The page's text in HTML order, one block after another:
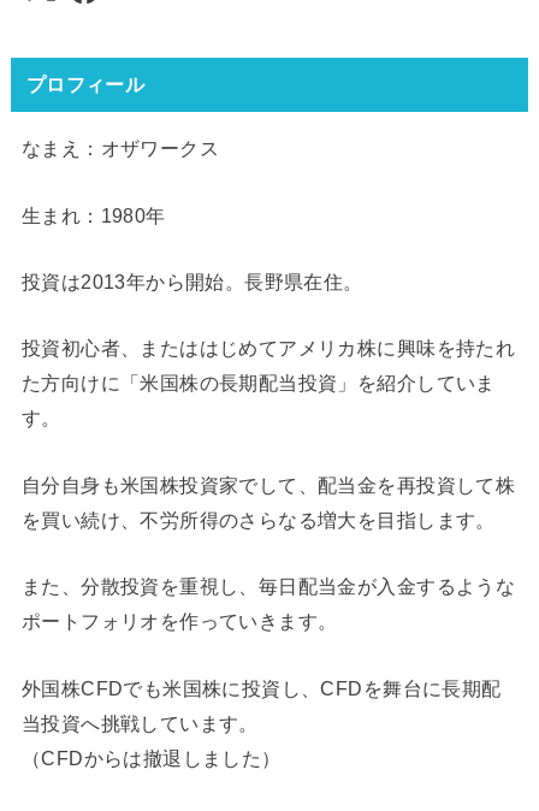
プロフィール
なまえ：オザワークス
生まれ：1980年
投資は2013年から開始。長野県在住。
投資初心者、またははじめてアメリカ株に興味を持たれ
た方向けに「米国株の長期配当投資」を紹介していま
す。
自分自身も米国株投資家でして、配当金を再投資して株
を買い続け、不労所得のさらなる増大を目指します。
また、分散投資を重視し、毎日配当金が入金するような
ポートフォリオを作っていきます。
外国株CFDでも米国株に投資し、CFDを舞台に長期配
当投資へ挑戦しています。
（CFDからは撤退しました）